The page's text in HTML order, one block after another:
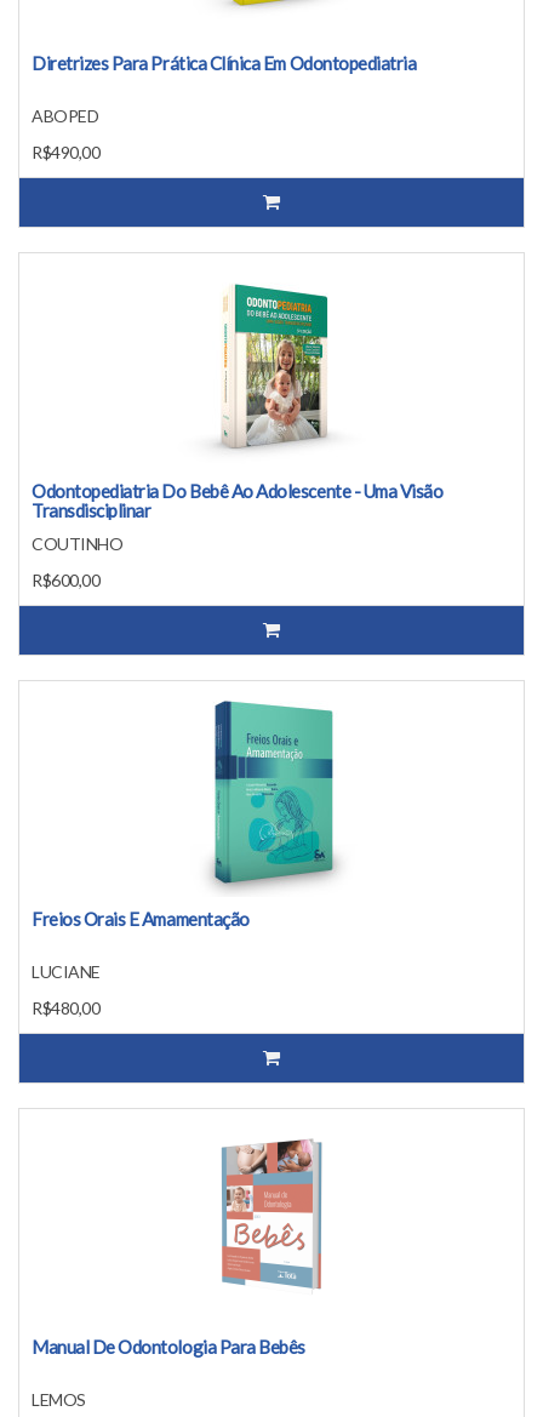
Diretrizes Para Prática Clínica Em Odontopediatria
ABOPED
R$490,00
Odontopediatria Do Bebê Ao Adolescente - Uma Visão
Transdisciplinar
COUTINHO
R$600,00
Freios Orais E Amamentação
LUCIANE
R$480,00
Manual De Odontologia Para Bebês
LEMOS